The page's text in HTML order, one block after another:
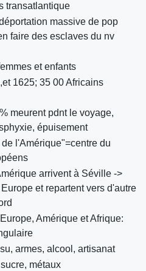
transatlantique
massive de pop
faire des esclaves du nv
et enfants
1625; 35 00 Africains
meurent pdnt le voyage,
épuisement
l'Amérique"=centre du
arrivent à Séville ->
et repartent vers d'autre
Amérique et Afrique:
armes, alcool, artisanat
métaux